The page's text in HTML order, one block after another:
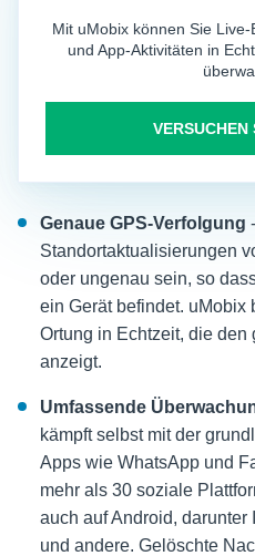
Mit uMobix können Sie
und App-Aktivitäten in
VERSUCHEN
Genaue GPS-Verfolgung
Standortaktualisierungen
oder ungenau sein, so
ein Gerät befindet. uMobix
Ortung in Echtzeit, die den
anzeigt.
Umfassende
kämpft selbst mit der
Apps wie WhatsApp und
mehr als 30 soziale
auch auf Android, darunter
und andere. Gelöschte